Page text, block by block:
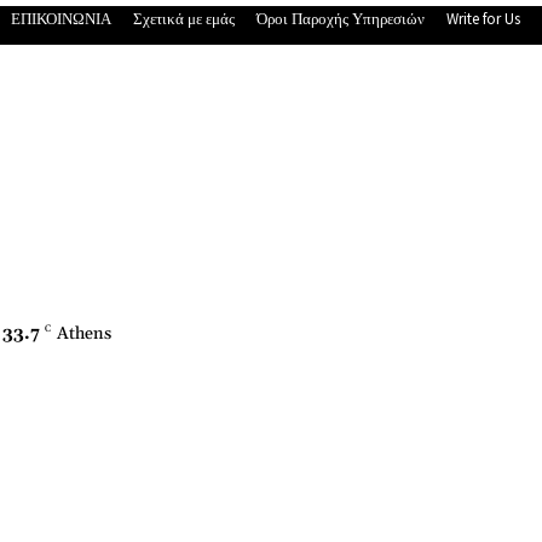
ΕΠΙΚΟΙΝΩΝΙΑ Σχετικά με εμάς Όροι Παροχής Υπηρεσιών Write for Us
33.7 C Athens